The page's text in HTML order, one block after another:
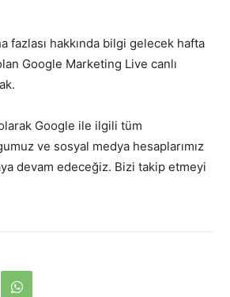
fazlası hakkında bilgi gelecek hafta
Google Marketing Live canlı
Google ile ilgili tüm
ve sosyal medya hesaplarımız
devam edeceğiz. Bizi takip etmeyi